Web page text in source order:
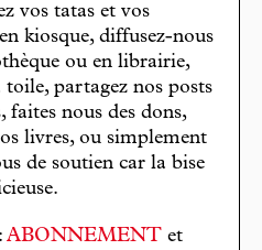
vos tatas et vos
kiosque, diffusez-nous
ou en librairie,
partagez nos posts
faites nous des dons,
livres, ou simplement
de soutien car la bise
ABONNEMENT et